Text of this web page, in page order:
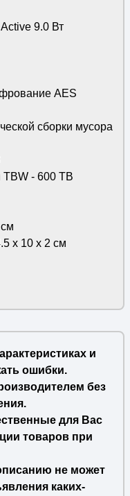
9.0 Вт
AES
сборки мусора
- 600 TB
х 10 х 2 см
и
ошибки.
без
для Вас
товаров при
не может
каких-